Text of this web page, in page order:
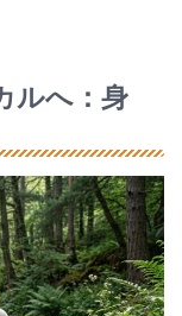
ルへ：身